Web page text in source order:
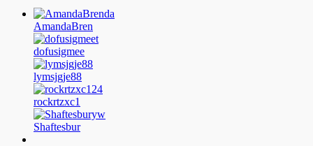
AmandaBren
dofusigmee
lymsjgje88
rockrtzxc1
Shaftesbur